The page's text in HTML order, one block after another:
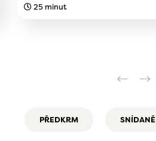
25 minut
PŘEDKRM SNÍDANĚ